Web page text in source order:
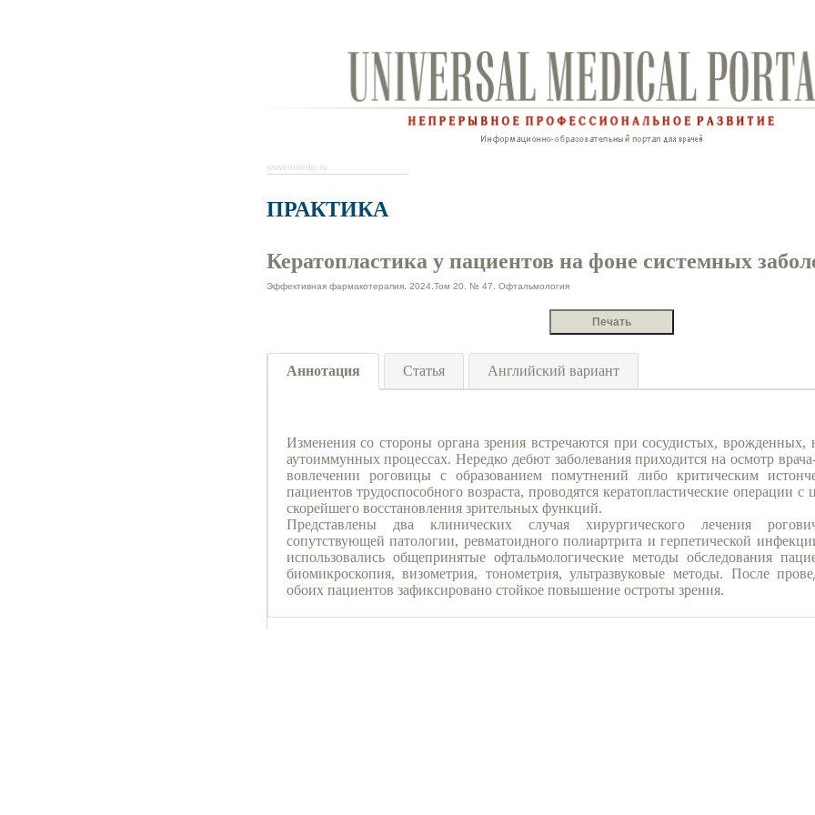
www.umedp.ru
ПРАКТИКА
Кератопластика у пациентов на фоне системных
Эффективная фармакотерапия. 2024.Том 20. № 47. Офтальмология
Аннотация Статья Английский вариант
Изменения со стороны органа зрения встречаются при сосудистых, врожденных,
аутоиммунных процессах. Нередко дебют заболевания приходится на осмотр
вовлечении роговицы с образованием помутнений либо критическим
пациентов трудоспособного возраста, проводятся кератопластические операции
скорейшего восстановления зрительных функций.
Представлены два клинических случая хирургического лечения
сопутствующей патологии, ревматоидного полиартрита и герпетической
использовались общепринятые офтальмологические методы обследования
биомикроскопия, визометрия, тонометрия, ультразвуковые методы. После
обоих пациентов зафиксировано стойкое повышение остроты зрения.